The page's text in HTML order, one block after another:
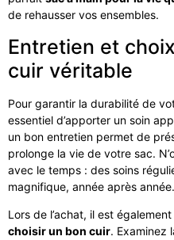
de rehausser vos ensembles.
Entretien et
cuir véritable
Pour garantir la durabilité de
essentiel d’apporter un soin
un bon entretien permet de
prolonge la vie de votre sac.
avec le temps : des soins
magnifique, année après année.
Lors de l’achat, il est
choisir un bon cuir. Examinez